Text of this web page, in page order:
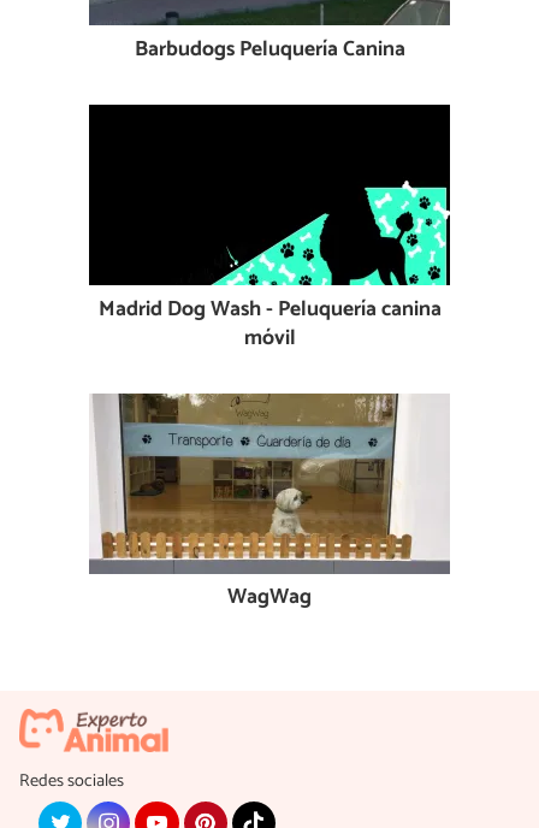
Barbudogs Peluquería Canina
Madrid Dog Wash - Peluquería canina
móvil
WagWag
Redes sociales